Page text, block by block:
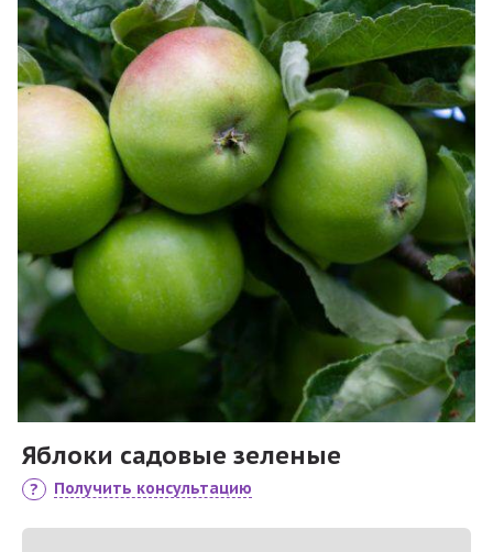
Яблоки садовые зеленые
Получить консультацию